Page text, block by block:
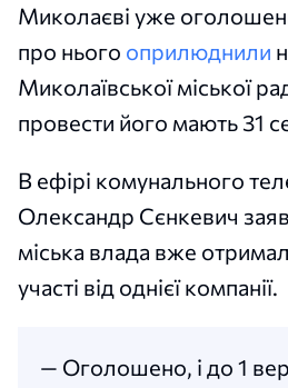
Миколаєві уже
про нього оприлюднили
Миколаївської міської
провести його мають 31
В ефірі комунального
Олександр Сєнкевич
міська влада вже
участі від однієї компанії.
— Оголошено, і до 1